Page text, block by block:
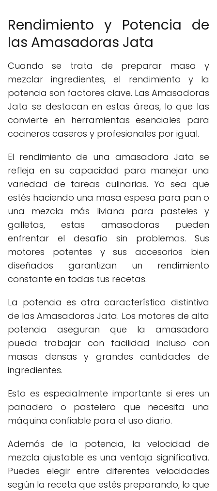
Rendimiento y Potencia de
las Amasadoras Jata
Cuando se trata de preparar masa y
mezclar ingredientes, el rendimiento y la
potencia son factores clave. Las Amasadoras
Jata se destacan en estas áreas, lo que las
convierte en herramientas esenciales para
cocineros caseros y profesionales por igual.
El rendimiento de una amasadora Jata se
refleja en su capacidad para manejar una
variedad de tareas culinarias. Ya sea que
estés haciendo una masa espesa para pan o
una mezcla más liviana para pasteles y
galletas, estas amasadoras pueden
enfrentar el desafío sin problemas. Sus
motores potentes y sus accesorios bien
diseñados garantizan un rendimiento
constante en todas tus recetas.
La potencia es otra característica distintiva
de las Amasadoras Jata. Los motores de alta
potencia aseguran que la amasadora
pueda trabajar con facilidad incluso con
masas densas y grandes cantidades de
ingredientes.
Esto es especialmente importante si eres un
panadero o pastelero que necesita una
máquina confiable para el uso diario.
Además de la potencia, la velocidad de
mezcla ajustable es una ventaja significativa.
Puedes elegir entre diferentes velocidades
según la receta que estés preparando, lo que